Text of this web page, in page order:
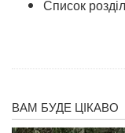
Список